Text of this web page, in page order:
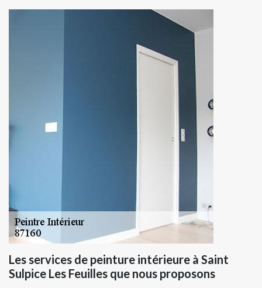
Les services de peinture intérieure à Saint
Sulpice Les Feuilles que nous proposons